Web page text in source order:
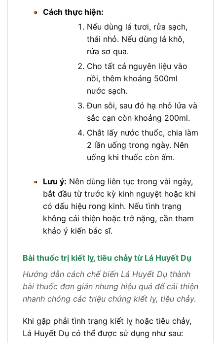
•
Cách thực hiện:
Nếu dùng lá tươi, rửa sạch,
thái nhỏ. Nếu dùng lá khô,
rửa sơ qua.
Cho tất cả nguyên liệu vào
nồi, thêm khoảng 500ml
nước sạch.
Đun sôi, sau đó hạ nhỏ lửa và
sắc cạn còn khoảng 200ml.
Chắt lấy nước thuốc, chia làm
2 lần uống trong ngày. Nên
uống khi thuốc còn ấm.
• Lưu ý: Nên dùng liên tục trong vài ngày,
bắt đầu từ trước kỳ kinh nguyệt hoặc khi
có dấu hiệu rong kinh. Nếu tình trạng
không cải thiện hoặc trở nặng, cần tham
khảo ý kiến bác sĩ.
Bài thuốc trị kiết lỵ, tiêu chảy từ Lá Huyết Dụ
Hướng dẫn cách chế biến Lá Huyết Dụ thành
bài thuốc đơn giản nhưng hiệu quả để cải thiện
nhanh chóng các triệu chứng kiết lỵ, tiêu chảy.
Khi gặp phải tình trạng kiết lỵ hoặc tiêu chảy,
Lá Huyết Dụ có thể được sử dụng như sau: